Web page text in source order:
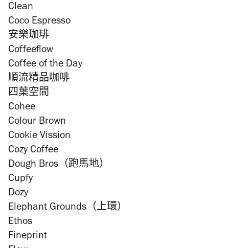
Clean
Coco Espresso
安樂珈琲
Coffeeflow
Coffee of the Day
順流精品咖啡
四葉空間
Cohee
Colour Brown
Cookie Vission
Cozy Coffee
Dough Bros（跑馬地）
Cupfy
Dozy
Elephant Grounds（上環）
Ethos
Fineprint